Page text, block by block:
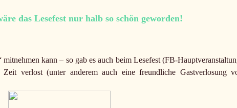
das Lesefest nur halb so schön geworden!
kann – so gab es auch beim Lesefest (FB-
verlost (unter anderem auch eine freundliche Gastverlosung